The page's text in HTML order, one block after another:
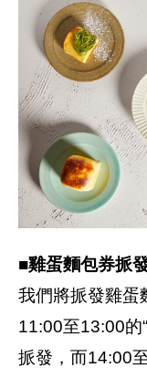
■雞蛋麵包券挀
我們將挀發雞蛋
11:00至13:00的
挀發，而14:00